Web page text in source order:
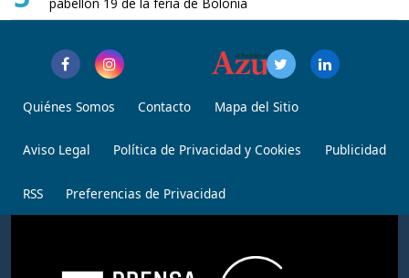
Quiénes Somos Contacto Mapa del Sitio
Aviso Legal Política de Privacidad y Cookies Publicidad
RSS Preferencias de Privacidad